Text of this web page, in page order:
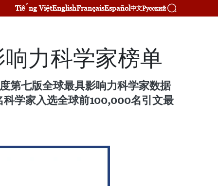
Tiếng ViệtEnglishFrançaisEspañol中文Русский
力科学家榜单
第七版全球最具影响力科学家数据
学家入选全球前100,000名引文最